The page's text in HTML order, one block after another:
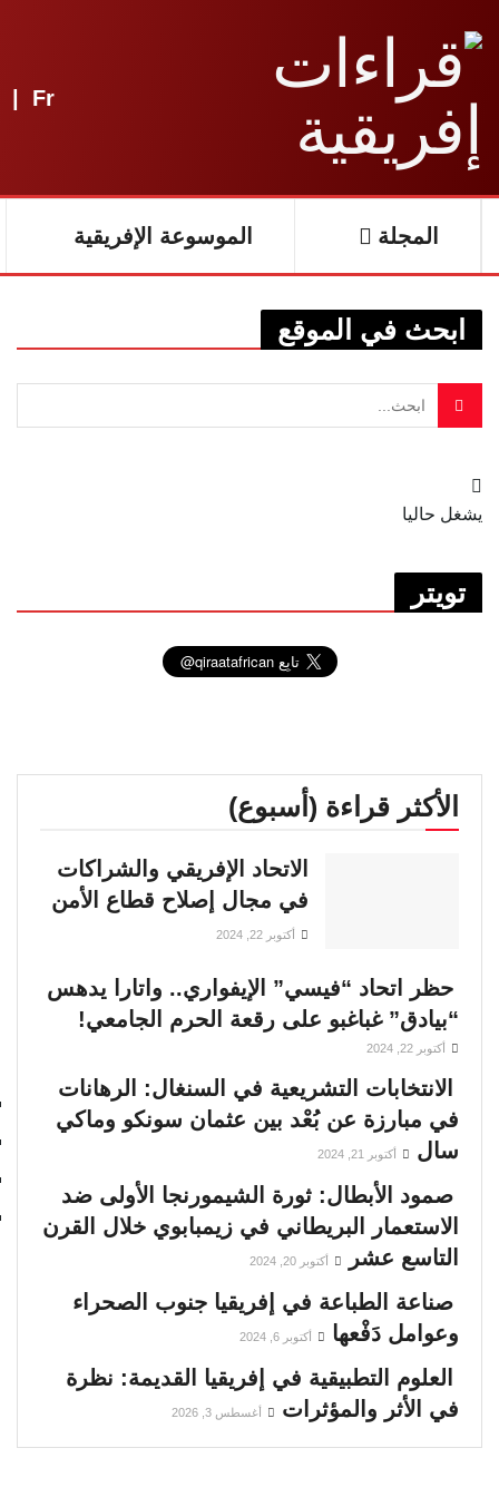
| Fr
المجلة الموسوعة الإفريقية
ابحث في الموقع
يشغل حاليا
تويتر
الأكثر قراءة (أسبوع)
الاتحاد الإفريقي والشراكات
في مجال إصلاح قطاع الأمن
أكتوبر 22, 2024
حظر اتحاد “فيسي” الإيفواري.. واتارا يدهس
“بيادق” غباغبو على رقعة الحرم الجامعي!
أكتوبر 22, 2024
الانتخابات التشريعية في السنغال: الرهانات
في مبارزة عن بُعْد بين عثمان سونكو وماكي
سال
أكتوبر 21, 2024
صمود الأبطال: ثورة الشيمورنجا الأولى ضد
الاستعمار البريطاني في زيمبابوي خلال القرن
التاسع عشر
أكتوبر 20, 2024
صناعة الطباعة في إفريقيا جنوب الصحراء
وعوامل دَفْعها
أكتوبر 6, 2024
العلوم التطبيقية في إفريقيا القديمة: نظرة
في الأثر والمؤثرات
أغسطس 3, 2026